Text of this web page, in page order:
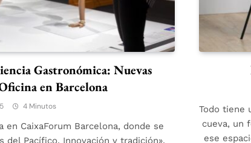
Gastronómica: Nuevas
en Barcelona
4 Minutos
CaixaForum Barcelona, donde se
del Pacífico. Innovación y tradición».
Todo tiene
cueva, un
ese